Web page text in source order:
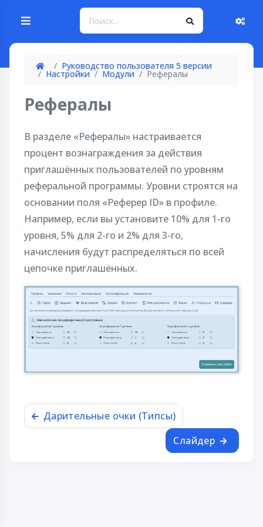
Руководство пользователя 5 версии
Настройки Модули Рефералы
Рефералы
В разделе «Рефералы» настраивается
процент вознаграждения за действия
приглашённых пользователей по уровням
реферальной программы. Уровни строятся на
основании поля «Реферер ID» в профиле.
Например, если вы установите 10% для 1-го
уровня, 5% для 2-го и 2% для 3-го,
начисления будут распределяться по всей
цепочке приглашённых.
Дарительные очки (Типсы)
Слайдер